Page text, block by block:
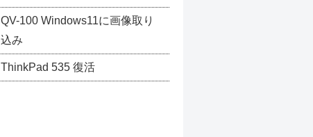
QV-100 Windows11に画像取り
込み
ThinkPad 535 復活